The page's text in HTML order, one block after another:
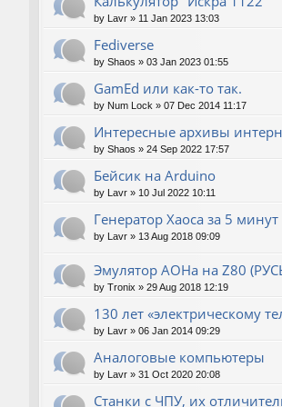
by Lavr » 11 Jan 2023 13:03
Fediverse
by Shaos » 03 Jan 2023 01:55
GamEd или как-то так.
by Num Lock » 07 Dec 2014 11:17
Интересные архивы
by Shaos » 24 Sep 2022 17:57
Бейсик на Arduino
by Lavr » 10 Jul 2022 10:11
Генератор Хаоса за 5 минут
by Lavr » 13 Aug 2018 09:09
Эмулятор АОНа на Z80
by Tronix » 29 Aug 2018 12:19
130 лет «электрическому
by Lavr » 06 Jan 2014 09:29
Аналоговые компьютеры
by Lavr » 31 Oct 2020 20:08
Станки с ЧПУ, их